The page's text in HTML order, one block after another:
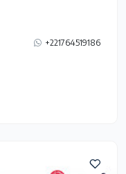
+221764519186